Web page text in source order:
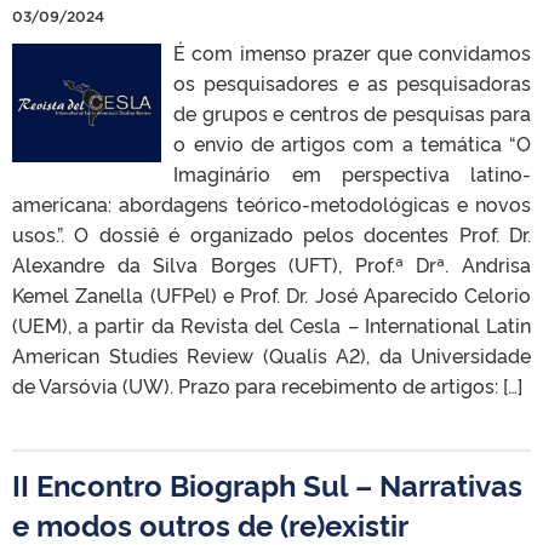
03/09/2024
É com imenso prazer que convidamos
os pesquisadores e as pesquisadoras
de grupos e centros de pesquisas para
o envio de artigos com a temática “O
Imaginário em perspectiva latino-
americana: abordagens teórico-metodológicas e novos
usos.”. O dossiê é organizado pelos docentes Prof. Dr.
Alexandre da Silva Borges (UFT), Prof.ª Drª. Andrisa
Kemel Zanella (UFPel) e Prof. Dr. José Aparecido Celorio
(UEM), a partir da Revista del Cesla – International Latin
American Studies Review (Qualis A2), da Universidade
de Varsóvia (UW). Prazo para recebimento de artigos: […]
II Encontro Biograph Sul – Narrativas
e modos outros de (re)existir